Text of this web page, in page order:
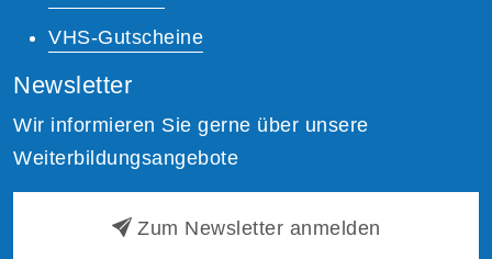
VHS-Gutscheine
Newsletter
Wir informieren Sie gerne über unsere
Weiterbildungsangebote
Zum Newsletter anmelden